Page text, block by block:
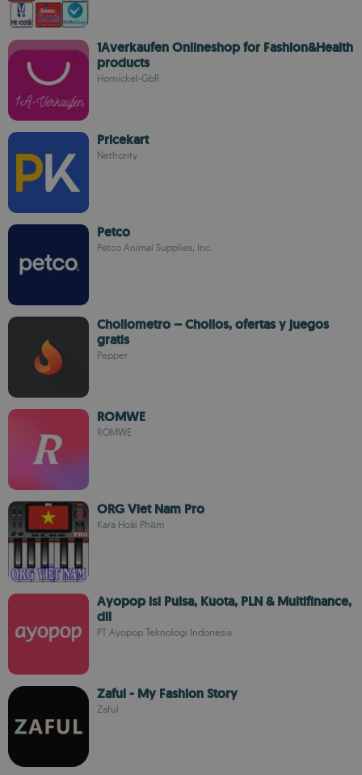
1Averkaufen Onlineshop for Fashion&Health
products
Hornickel-GbR
Pricekart
Nethority
Petco
Petco Animal Supplies, Inc.
Chollometro – Chollos, ofertas y juegos
gratis
Pepper
ROMWE
ROMWE
ORG Viet Nam Pro
Kara Hoài Phạm
Ayopop isi Pulsa, Kuota, PLN & Multifinance,
dll
PT Ayopop Teknologi Indonesia
Zaful - My Fashion Story
Zaful